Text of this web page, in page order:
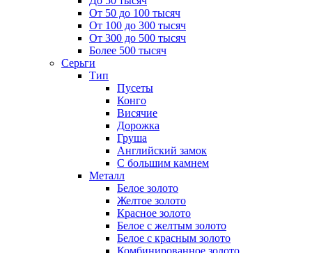
От 50 до 100 тысяч
От 100 до 300 тысяч
От 300 до 500 тысяч
Более 500 тысяч
Серьги
Тип
Пусеты
Конго
Висячие
Дорожка
Груша
Английский замок
С большим камнем
Металл
Белое золото
Желтое золото
Красное золото
Белое с желтым золото
Белое с красным золото
Комбинированное золото